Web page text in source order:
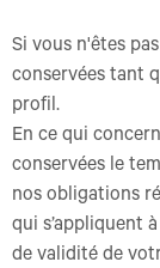
Si vous n'êtes
conservées tant
profil.
En ce qui
conservées le
nos obligations
qui s’appliquent
de validité de